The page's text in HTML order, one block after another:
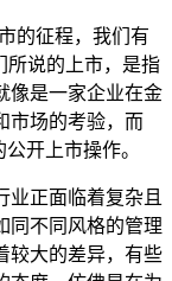
的征程，我们有
所说的上市，是指
像是一家企业在金
市场的考验，而
开上市操作。
业正面临着复杂且
同不同风格的管理
较大的差异，有些